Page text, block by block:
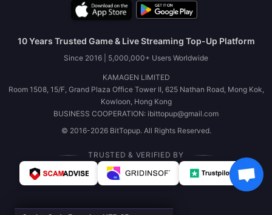
10 Years Trusted Game & Live Streaming Top-Up Platform
Since 2016 | 5,000,000+ Users Worldwide
KAMAGEN LIMITED
Room 1508, 15/F, Grand Plaza Office Tower II, 625 Nathan Road, Mong Kok,
Kowloon, Hong Kong
BUSINESS COOPERATION: ibittopup@gmail.com
© 2016-2026 BitTopup. All Rights Reserved.
TRUSTED & VERIFIED BY